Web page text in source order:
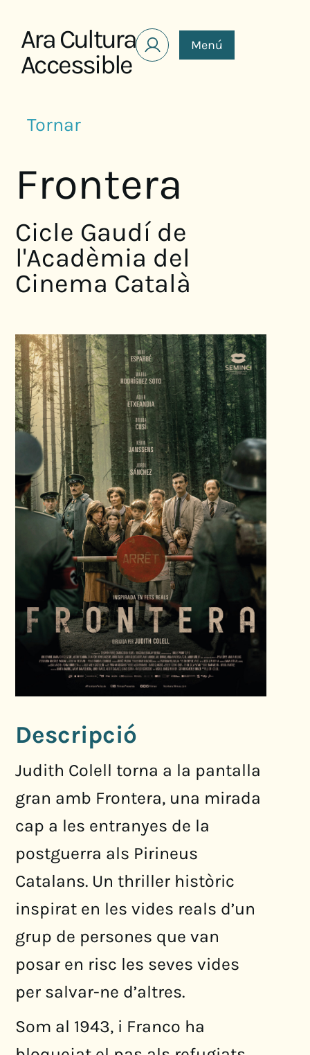
Ara Cultura
Accessible
Menú
Tornar
Frontera
Cicle Gaudí de
l'Acadèmia del
Cinema Català
Descripció
Judith Colell torna a la pantalla
gran amb Frontera, una mirada
cap a les entranyes de la
postguerra als Pirineus
Catalans. Un thriller històric
inspirat en les vides reals d’un
grup de persones que van
posar en risc les seves vides
per salvar-ne d’altres.
Som al 1943, i Franco ha